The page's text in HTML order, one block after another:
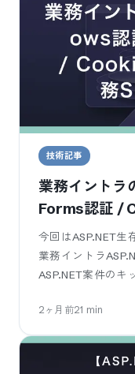
技術記事
業務イント
Forms認証 /
SE が踏む選択
今回はASP.NET生
業務イントラ
ASP.NET案件のキ
2ヶ月前21 min